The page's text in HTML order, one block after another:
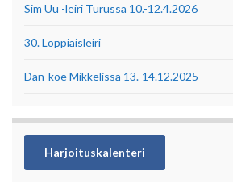
Sim Uu -leiri Turussa 10.-12.4.2026
30. Loppiaisleiri
Dan-koe Mikkelissä 13.-14.12.2025
Harjoituskalenteri